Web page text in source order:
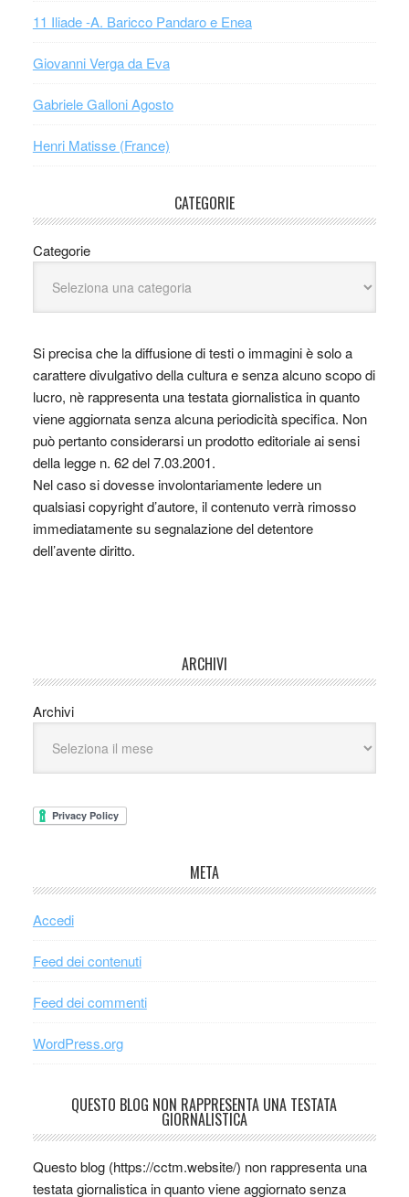
11 Iliade -A. Baricco Pandaro e Enea
Giovanni Verga da Eva
Gabriele Galloni Agosto
Henri Matisse (France)
CATEGORIE
Categorie
Si precisa che la diffusione di testi o immagini è solo a
carattere divulgativo della cultura e senza alcuno scopo di
lucro, nè rappresenta una testata giornalistica in quanto
viene aggiornata senza alcuna periodicità specifica. Non
può pertanto considerarsi un prodotto editoriale ai sensi
della legge n. 62 del 7.03.2001.
Nel caso si dovesse involontariamente ledere un
qualsiasi copyright d’autore, il contenuto verrà rimosso
immediatamente su segnalazione del detentore
dell’avente diritto.
ARCHIVI
Archivi
META
Accedi
Feed dei contenuti
Feed dei commenti
WordPress.org
QUESTO BLOG NON RAPPRESENTA UNA TESTATA
GIORNALISTICA
Questo blog (https://cctm.website/) non rappresenta una
testata giornalistica in quanto viene aggiornato senza